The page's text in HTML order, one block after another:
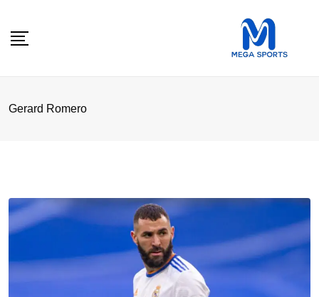
Gerard Romero